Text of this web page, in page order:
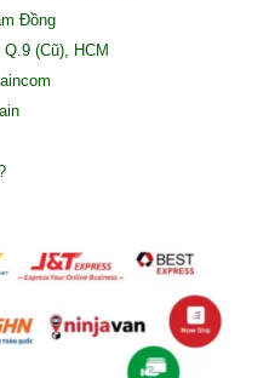
Đồng
(Cũ), HCM